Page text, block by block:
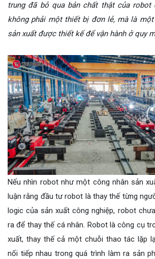
trung đã bỏ qua bản chất thật của robot
không phải một thiết bị đơn lẻ, mà là một
sản xuất được thiết kế để vận hành ở quy
Nếu nhìn robot như một công nhân sản
luận rằng đầu tư robot là thay thế từng
logic của sản xuất công nghiệp, robot
ra để thay thế cá nhân. Robot là công cụ
xuất, thay thế cả một chuỗi thao tác lặp
nối tiếp nhau trong quá trình làm ra sản